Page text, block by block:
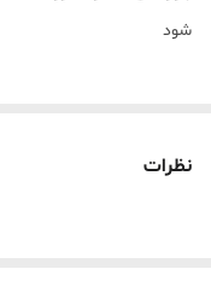
شود
نظرات